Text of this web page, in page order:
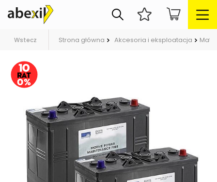
Wstecz Strona główna Akcesoria i eksploatacja